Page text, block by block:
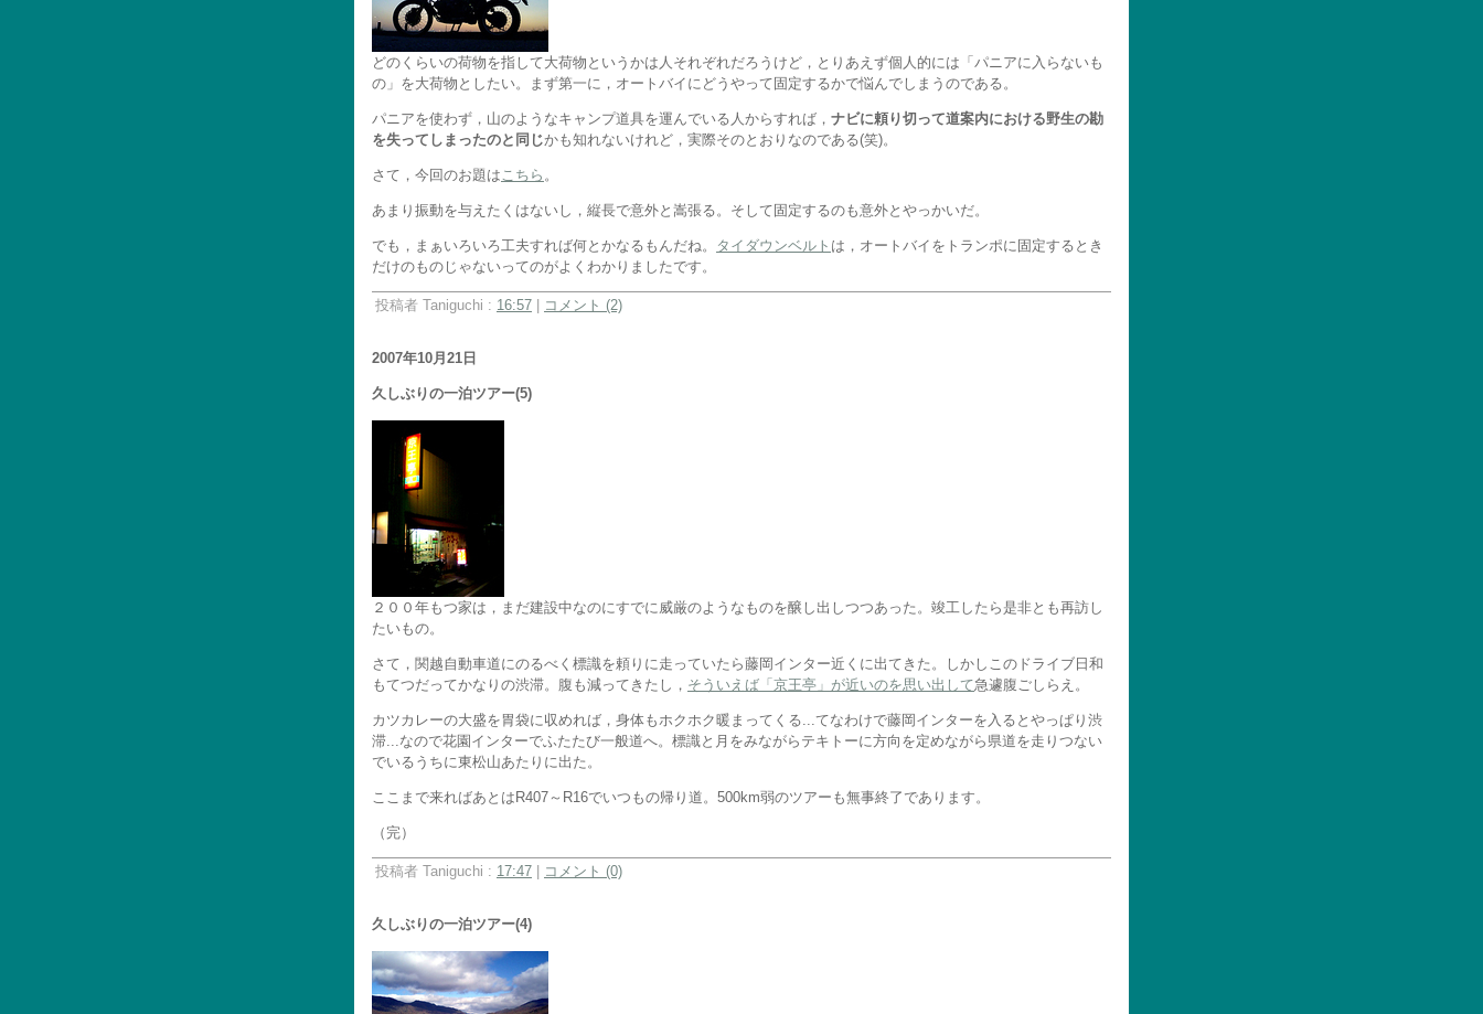
どのくらいの荷物を指して大荷物というかは人それぞれだろうけど，とりあえず個人的には「パニアに入らないも
の」を大荷物としたい。まず第一に，オートバイにどうやって固定するかで悩んでしまうのである。
パニアを使わず，山のようなキャンプ道具を運んでいる人からすれば， ナビに頼り切って道案内における野生の勘
を失ってしまったのと同じかも知れないけれど，実際そのとおりなのである(笑)。
さて，今回のお題はこちら 。
あまり振動を与えたくはないし，縦長で意外と嵩張る。そして固定するのも意外とやっかいだ。
でも，まぁいろいろ工夫すれば何とかなるもんだね。 タイダウンベルト は，オートバイをトランポに固定するとき
だけのものじゃないってのがよくわかりましたです。
投稿者 Taniguchi : 16:57 コメント (2)
2007年10月21日
久しぶりの一泊ツアー(5)
２００年もつ家は，まだ建設中なのにすでに威厳のようなものを醸し出しつつあった。竣工したら是非とも再訪し
たいもの。
さて，関越自動車道にのるべく標識を頼りに走っていたら藤岡インター近くに出てきた。しかしこのドライブ日和
もてつだってかなりの渋滞。腹も減ってきたし， そういえば「京王亭」が近いのを思い出して急遽腹ごしらえ。
カツカレーの大盛を胃袋に収めれば，身体もホクホク暖まってくる...てなわけで藤岡インターを入るとやっぱり渋
滞...なので花園インターでふたたび一般道へ。標識と月をみながらテキトーに方向を定めながら県道を走りつない
でいるうちに東松山あたりに出た。
ここまで来ればあとはR407～R16でいつもの帰り道。500km弱のツアーも無事終了であります。
（完）
投稿者 Taniguchi : 17:47 コメント (0)
久しぶりの一泊ツアー(4)